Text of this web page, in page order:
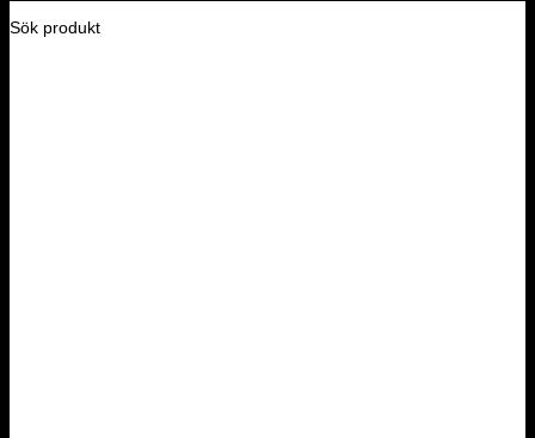
Sök produkt